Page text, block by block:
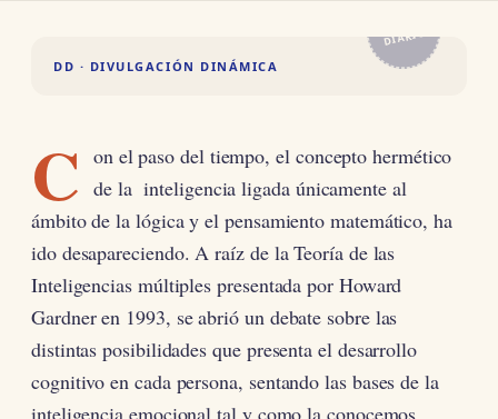
DD · DIVULGACIÓN DINÁMICA
DIARIO
C on el paso del tiempo, el concepto hermético
de la inteligencia ligada únicamente al
ámbito de la lógica y el pensamiento matemático, ha
ido desapareciendo. A raíz de la Teoría de las
Inteligencias múltiples presentada por Howard
Gardner en 1993, se abrió un debate sobre las
distintas posibilidades que presenta el desarrollo
cognitivo en cada persona, sentando las bases de la
inteligencia emocional tal y como la conocemos